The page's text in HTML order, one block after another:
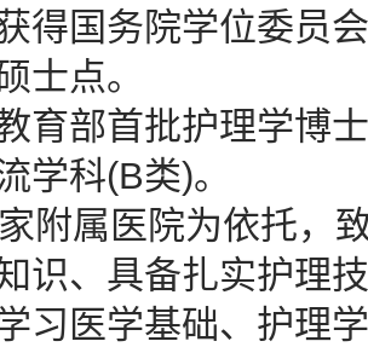
得国务院学位委员
士点。
育部首批护理学博
学科(B类)。
附属医院为依托，
识、具备扎实护理
习医学基础、护理